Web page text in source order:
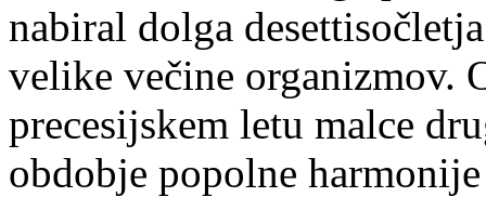
nabiral dolga desettisoč
velike večine organizmov.
precesijskem letu malce
obdobje popolne